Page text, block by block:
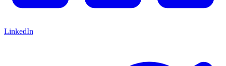
LinkedIn